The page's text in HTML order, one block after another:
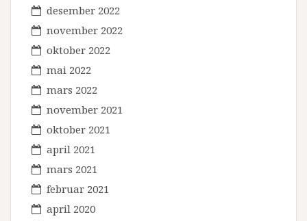
desember 2022
november 2022
oktober 2022
mai 2022
mars 2022
november 2021
oktober 2021
april 2021
mars 2021
februar 2021
april 2020